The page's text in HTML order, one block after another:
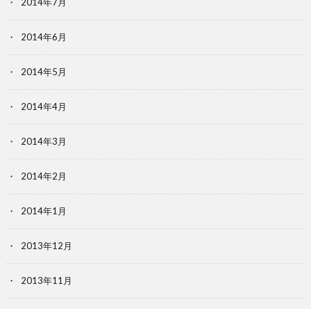
2014年6月
2014年5月
2014年4月
2014年3月
2014年2月
2014年1月
2013年12月
2013年11月